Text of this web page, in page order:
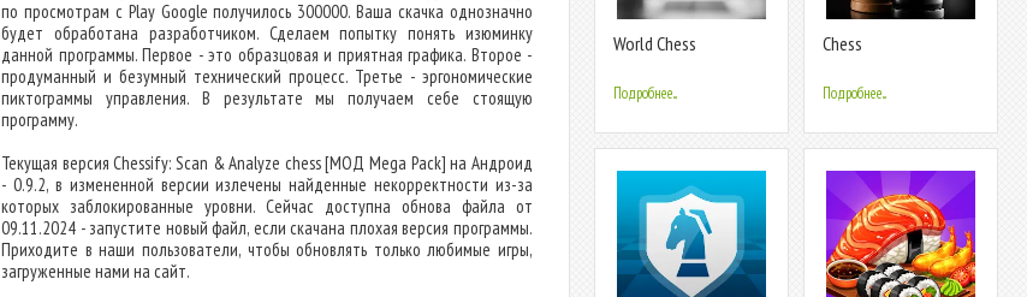
по просмотрам с Play Google получилось 300000. Ваша скачка однозначно
будет обработана разработчиком. Сделаем попытку понять изюминку
данной программы. Первое - это образцовая и приятная графика. Второе -
продуманный и безумный технический процесс. Третье - эргономические
пиктограммы управления. В результате мы получаем себе стоящую
программу.
Текущая версия Chessify: Scan & Analyze chess [МОД Mega Pack] на Андроид
- 0.9.2, в измененной версии излечены найденные некорректности из-за
которых заблокированные уровни. Сейчас доступна обнова файла от
09.11.2024 - запустите новый файл, если скачана плохая версия программы.
Приходите в наши пользователи, чтобы обновлять только любимые игры,
загруженные нами на сайт.
World Chess
Подробнее...
Chess
Подробнее...